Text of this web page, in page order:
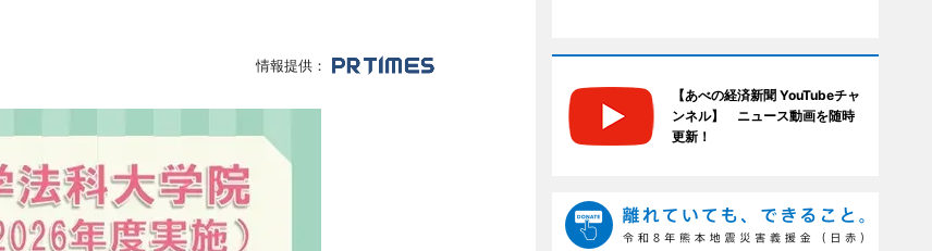
情報提供：
【あべの経済新聞 YouTubeチャ
ンネル】 ニュース動画を随時
更新！